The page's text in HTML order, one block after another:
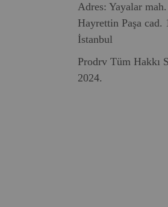
Adres: Yayalar
Hayrettin Paşa
İstanbul
Prodrv Tüm Hakkı
2024.